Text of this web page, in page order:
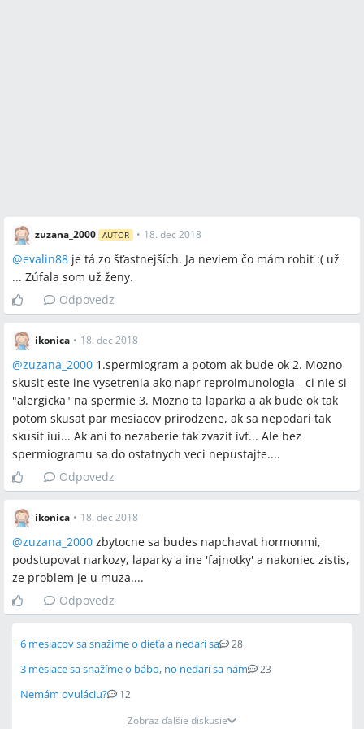
zuzana_2000 AUTOR • 18. dec 2018
@evalin88 je tá zo šťastnejších. Ja neviem čo mám robiť :( už
... Zúfala som už ženy.
Odpovedz
ikonica • 18. dec 2018
@zuzana_2000 1.spermiogram a potom ak bude ok 2. Mozno
skusit este ine vysetrenia ako napr reproimunologia - ci nie si
"alergicka" na spermie 3. Mozno ta laparka a ak bude ok tak
potom skusat par mesiacov prirodzene, ak sa nepodari tak
skusit iui... Ak ani to nezaberie tak zvazit ivf... Ale bez
spermiogramu sa do ostatnych veci nepustajte....
Odpovedz
ikonica • 18. dec 2018
@zuzana_2000 zbytocne sa budes napchavat hormonmi,
podstupovat narkozy, laparky a ine 'fajnotky' a nakoniec zistis,
ze problem je u muza....
Odpovedz
6 mesiacov sa snažíme o dieťa a nedarí sa 28
3 mesiace sa snažíme o bábo, no nedarí sa nám 23
Nemám ovuláciu?
12
Zobraz ďalšie diskusie